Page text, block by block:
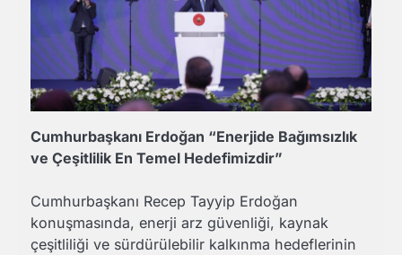
Cumhurbaşkanı Erdoğan “Enerjide Bağımsızlık
ve Çeşitlilik En Temel Hedefimizdir”
Cumhurbaşkanı Recep Tayyip Erdoğan
konuşmasında, enerji arz güvenliği, kaynak
çeşitliliği ve sürdürülebilir kalkınma hedeflerinin